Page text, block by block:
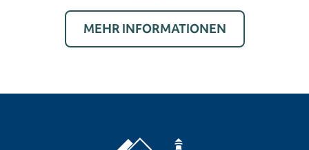
MEHR INFORMATIONEN